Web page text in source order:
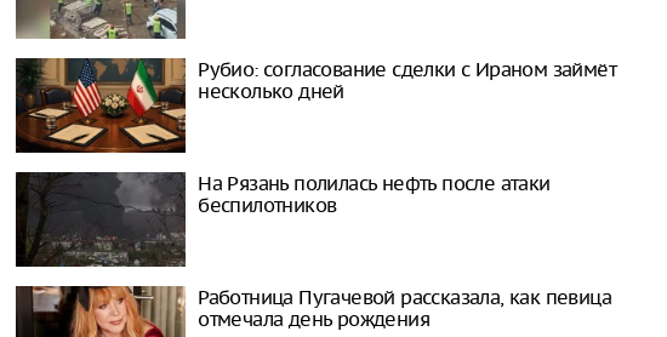
Рубио: согласование сделки с Ираном займёт
несколько дней
На Рязань полилась нефть после атаки
беспилотников
Работница Пугачевой рассказала, как певица
отмечала день рождения